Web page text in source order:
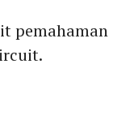
pemahaman